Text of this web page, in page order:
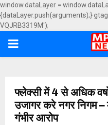
window.dataLayer =
{dataLayer.push(arguments);}
VQJRB3319M');
PRIMARY
फ्लेक्सी में 4 से अधिक
उजागर करे नगर निगम
गंभीर आरोप